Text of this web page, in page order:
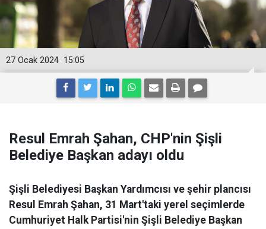
15:05
27 Ocak 2024
Resul Emrah Şahan, CHP'nin Şişli
Belediye Başkan adayı oldu
Şişli Belediyesi Başkan Yardımcısı ve şehir plancısı
Resul Emrah Şahan, 31 Mart'taki yerel seçimlerde
Cumhuriyet Halk Partisi'nin Şişli Belediye Başkan